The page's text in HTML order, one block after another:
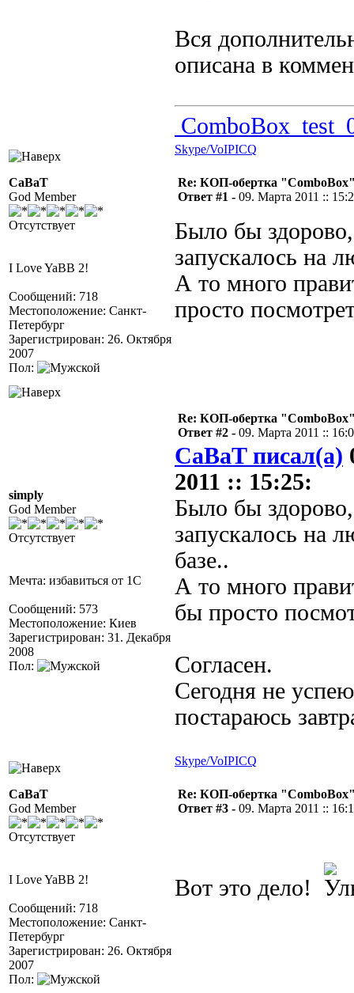
Вся
описана в
Skype/VoIPICQ
CaBaT
God Member
Отсутствует
I Love YaBB 2!
Сообщений: 718
Местоположение: Санкт-
Петербург
Зарегистрирован: 26. Октября
2007
Пол:
Re: КОП-обертка
Ответ #1 - 09. Марта 2011 ::
Было бы
запускалось на
А то много
просто
simply
God Member
Отсутствует
Мечта: избавиться от 1С
Сообщений: 573
Местоположение: Киев
Зарегистрирован: 31. Декабря
2008
Пол:
Re: КОП-обертка
Ответ #2 - 09. Марта 2011 ::
CaBaT писал(а)
2011 :: 15:25:
Было бы
запускалось на
базе..
А то много
бы просто
Согласен.
Сегодня не
постараюсь
Skype/VoIPICQ
CaBaT
God Member
Отсутствует
I Love YaBB 2!
Сообщений: 718
Местоположение: Санкт-
Петербург
Зарегистрирован: 26. Октября
2007
Пол:
Re: КОП-обертка
Ответ #3 - 09. Марта 2011 ::
Вот это дело!